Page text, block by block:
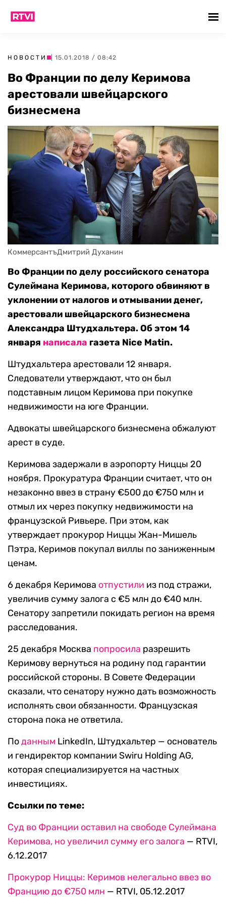
НОВОСТИ | 15.01.2018 / 08:42
Во Франции по делу Керимова
арестовали швейцарского
бизнесмена
КоммерсантъДмитрий Духанин
Во Франции по делу российского сенатора
Сулеймана Керимова, которого обвиняют в
уклонении от налогов и отмывании денег,
арестовали швейцарского бизнесмена
Александра Штудхальтера. Об этом 14
января написала газета Nice Matin.
Штудхальтера арестовали 12 января.
Следователи утверждают, что он был
подставным лицом Керимова при покупке
недвижимости на юге Франции.
Адвокаты швейцарского бизнесмена обжалуют
арест в суде.
Керимова задержали в аэропорту Ниццы 20
ноября. Прокуратура Франции считает, что он
незаконно ввез в страну €500 до €750 млн и
отмыл их через покупку недвижимости на
французской Ривьере. При этом, как
утверждает прокурор Ниццы Жан-Мишель
Пэтра, Керимов покупал виллы по заниженным
ценам.
6 декабря Керимова отпустили из под стражи,
увеличив сумму залога с €5 млн до €40 млн.
Сенатору запретили покидать регион на время
расследования.
25 декабря Москва попросила разрешить
Керимову вернуться на родину под гарантии
российской стороны. В Совете Федерации
сказали, что сенатору нужно дать возможность
исполнять свои обязанности. Французская
сторона пока не ответила.
Поданным LinkedIn, Штудхальтер — основатель
и гендиректор компании Swiru Holding AG,
которая специализируется на частных
инвестициях.
Ссылки по теме:
Суд во Франции оставил на свободе Сулеймана
Керимова, но увеличил сумму его залога — RTVI,
6.12.2017
Прокурор Ниццы: Керимов нелегально ввез во
Францию до €750 млн — RTVI, 05.12.2017